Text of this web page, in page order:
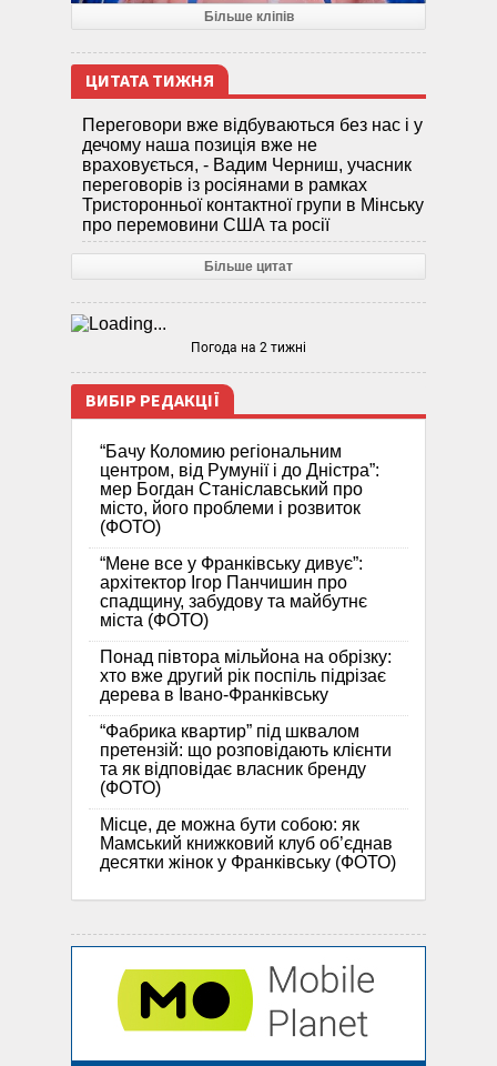
Більше кліпів
ЦИТАТА ТИЖНЯ
Переговори вже відбуваються без нас і у
дечому наша позиція вже не
враховується, - Вадим Черниш, учасник
переговорів із росіянами в рамках
Тристоронньої контактної групи в Мінську
про перемовини США та росії
Більше цитат
Погода на 2 тижні
ВИБІР РЕДАКЦІЇ
“Бачу Коломию регіональним
центром, від Румунії і до Дністра”:
мер Богдан Станіславський про
місто, його проблеми і розвиток
(ФОТО)
“Мене все у Франківську дивує”:
архітектор Ігор Панчишин про
спадщину, забудову та майбутнє
міста (ФОТО)
Понад півтора мільйона на обрізку:
хто вже другий рік поспіль підрізає
дерева в Івано-Франківську
“Фабрика квартир” під шквалом
претензій: що розповідають клієнти
та як відповідає власник бренду
(ФОТО)
Місце, де можна бути собою: як
Мамський книжковий клуб об’єднав
десятки жінок у Франківську (ФОТО)